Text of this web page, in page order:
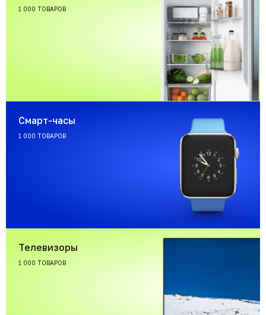
1 000 ТОВАРОВ
Смарт-часы
1 000 ТОВАРОВ
Телевизоры
1 000 ТОВАРОВ